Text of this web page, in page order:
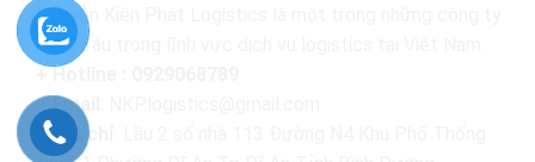
Nguyễn Kiên Phát Logistics là một trong những công ty
hàng đầu trong lĩnh vực dịch vụ logistics tại Việt Nam.
+ Hotline : 0929068789
+Email
+Địa chỉ